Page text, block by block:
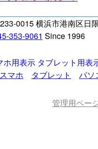
0015 横浜市港南区日
353-9061 Since 1996
ホ用表示 タブレット用表
スマホ タブレット パソ
管理用ペー